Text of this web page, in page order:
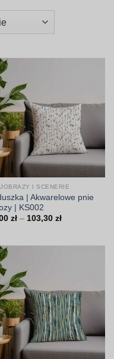
I SCENERIE
| Akwarelowe pnie
| KS002
zł – 103,30 złZakres